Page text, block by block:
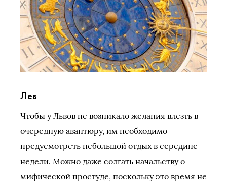
Лев
Чтобы у Львов не возникало желания влезть в
очередную авантюру, им необходимо
предусмотреть небольшой отдых в середине
недели. Можно даже солгать начальству о
мифической простуде, поскольку это время не